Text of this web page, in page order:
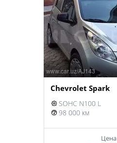
Chevrolet Spark
SOHC N100 L
98 000 км
Цена